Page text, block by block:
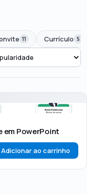
11 Currículo 5
Acima de R$100
em PowerPoint
Adicionar ao carrinho